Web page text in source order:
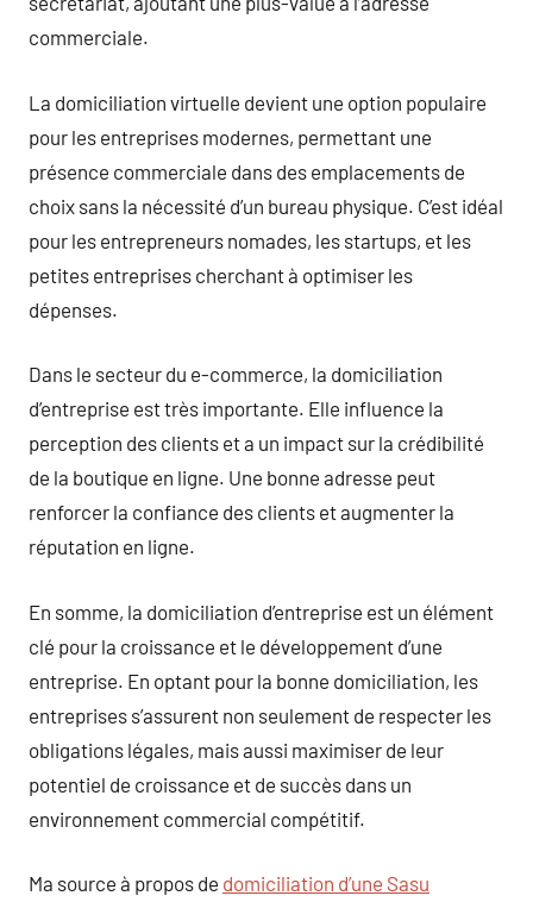
commerciale.
La domiciliation virtuelle devient une option populaire
pour les entreprises modernes, permettant une
présence commerciale dans des emplacements de
choix sans la nécessité d’un bureau physique. C’est idéal
pour les entrepreneurs nomades, les startups, et les
petites entreprises cherchant à optimiser les
dépenses.
Dans le secteur du e-commerce, la domiciliation
d’entreprise est très importante. Elle influence la
perception des clients et a un impact sur la crédibilité
de la boutique en ligne. Une bonne adresse peut
renforcer la confiance des clients et augmenter la
réputation en ligne.
En somme, la domiciliation d’entreprise est un élément
clé pour la croissance et le développement d’une
entreprise. En optant pour la bonne domiciliation, les
entreprises s’assurent non seulement de respecter les
obligations légales, mais aussi maximiser de leur
potentiel de croissance et de succès dans un
environnement commercial compétitif.
Ma source à propos de domiciliation d’une Sasu